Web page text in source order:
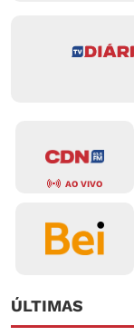
AO VIVO
ÚLTIMAS